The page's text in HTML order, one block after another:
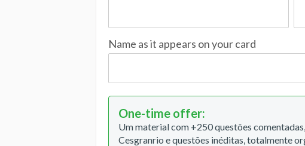
Name as it appears on your card
One-time offer:
Um material com +250 questões
Cesgranrio e questões inéditas, totalmente